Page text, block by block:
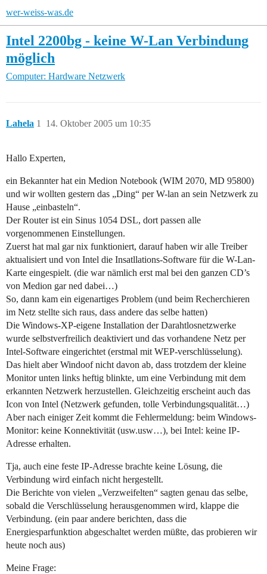
wer-weiss-was.de
Intel 2200bg - keine W-Lan Verbindung
möglich
Computer: Hardware Netzwerk
Lahela 14. Oktober 2005 um 10:35
1
Hallo Experten,
ein Bekannter hat ein Medion Notebook (WIM 2070, MD 95800)
und wir wollten gestern das „Ding“ per W-lan an sein Netzwerk zu
Hause „einbasteln“.
Der Router ist ein Sinus 1054 DSL, dort passen alle
vorgenommenen Einstellungen.
Zuerst hat mal gar nix funktioniert, darauf haben wir alle Treiber
aktualisiert und von Intel die Insatllations-Software für die W-Lan-
Karte eingespielt. (die war nämlich erst mal bei den ganzen CD’s
von Medion gar ned dabei…)
So, dann kam ein eigenartiges Problem (und beim Recherchieren
im Netz stellte sich raus, dass andere das selbe hatten)
Die Windows-XP-eigene Installation der Darahtlosnetzwerke
wurde selbstverfreilich deaktiviert und das vorhandene Netz per
Intel-Software eingerichtet (erstmal mit WEP-verschlüsselung).
Das hielt aber Windoof nicht davon ab, dass trotzdem der kleine
Monitor unten links heftig blinkte, um eine Verbindung mit dem
erkannten Netzwerk herzustellen. Gleichzeitig erscheint auch das
Icon von Intel (Netzwerk gefunden, tolle Verbindungsqualität…)
Aber nach einiger Zeit kommt die Fehlermeldung: beim Windows-
Monitor: keine Konnektivität (usw.usw…), bei Intel: keine IP-
Adresse erhalten.
Tja, auch eine feste IP-Adresse brachte keine Lösung, die
Verbindung wird einfach nicht hergestellt.
Die Berichte von vielen „Verzweifelten“ sagten genau das selbe,
sobald die Verschlüsselung herausgenommen wird, klappe die
Verbindung. (ein paar andere berichten, dass die
Energiesparfunktion abgeschaltet werden müßte, das probieren wir
heute noch aus)
Meine Frage: